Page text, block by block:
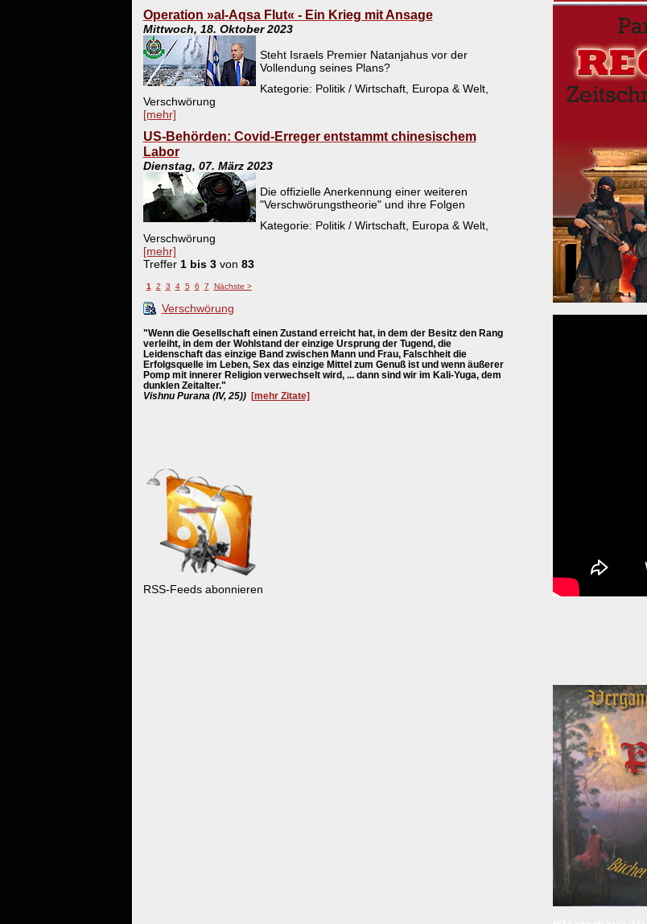
Operation »al-Aqsa Flut« - Ein Krieg mit Ansage
Mittwoch, 18. Oktober 2023
Steht Israels Premier Natanjahus vor der
Vollendung seines Plans?
Kategorie: Politik / Wirtschaft, Europa & Welt,
Verschwörung
[mehr]
US-Behörden: Covid-Erreger entstammt chinesischem
Labor
Dienstag, 07. März 2023
Die offizielle Anerkennung einer weiteren
"Verschwörungstheorie" und ihre Folgen
Kategorie: Politik / Wirtschaft, Europa & Welt,
Verschwörung
[mehr]
Treffer 1 bis 3von 83
1 2 3 4 5 6 7 Nächste >
Verschwörung
"Wenn die Gesellschaft einen Zustand erreicht hat, in dem der Besitz den Rang
verleiht, in dem der Wohlstand der einzige Ursprung der Tugend, die
Leidenschaft das einzige Band zwischen Mann und Frau, Falschheit die
Erfolgsquelle im Leben, Sex das einzige Mittel zum Genuß ist und wenn äußerer
Pomp mit innerer Religion verwechselt wird, ... dann sind wir im Kali-Yuga, dem
dunklen Zeitalter."
Vishnu Purana (IV, 25)) [mehr Zitate]
RSS-Feeds abonnieren